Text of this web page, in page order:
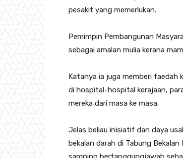
pesakit yang memerlukan.
Pemimpin Pembangunan
sebagai amalan mulia kerana
Katanya ia juga memberi faedah
di hospital-hospital kerajaan,
mereka dari masa ke masa.
Jelas beliau inisiatif dan daya
bekalan darah di Tabung